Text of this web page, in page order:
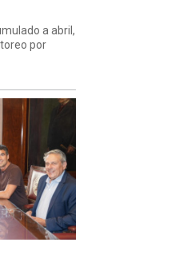
a abril,
por